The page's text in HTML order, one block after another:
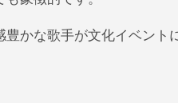
かな歌手が文化イベント